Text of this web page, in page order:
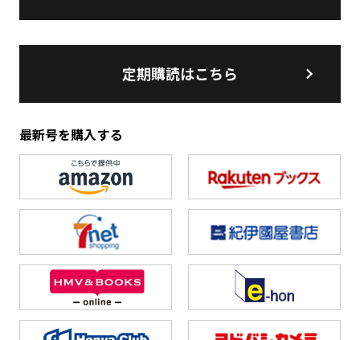
定期購読はこちら
最新号を購入する